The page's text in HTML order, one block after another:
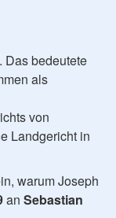
Das bedeutete
als
von
Landgericht in
warum Joseph
an Sebastian